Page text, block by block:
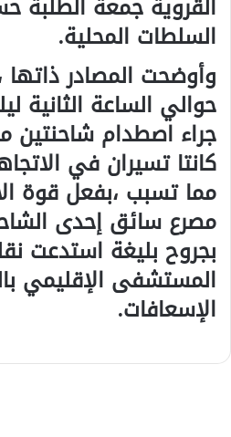
السلطات المحلية.
وأوضحت المصادر ذاتها
حوالي الساعة الثانية
جراء اصطدام شاحنتين
كانتا تسيران في
مما تسبب ،بفعل قوة
مصرع سائق إحدى
بجروح بليغة استدعت
المستشفى الإقليمي
الإسعافات.